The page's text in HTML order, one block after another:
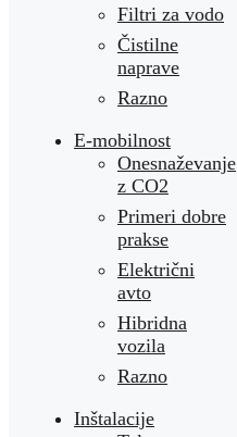
Filtri za vodo
Čistilne
naprave
Razno
E-mobilnost
Onesnaževanje
z CO2
Primeri dobre
prakse
Električni
avto
Hibridna
vozila
Razno
Inštalacije